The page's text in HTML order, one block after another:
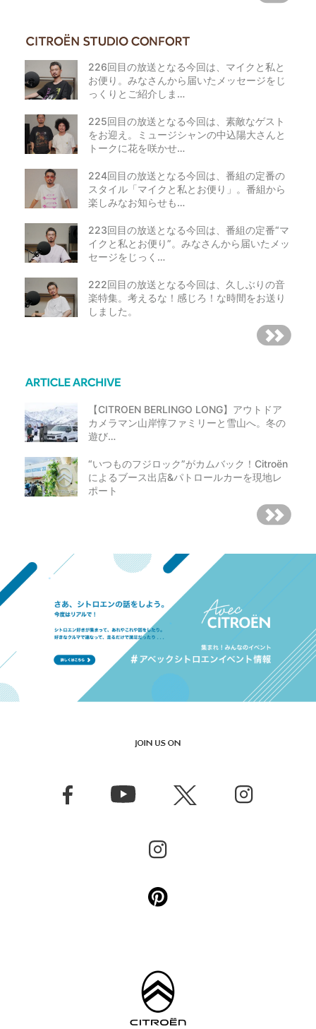
発、消費者動向調査、顧客満足度調査等のマーケティング活動
3. 広告配信事業者を通じた広告配信や情報提供
4. 上記の目的のために第三者へ提供すること 弊社は、入力情報
を、上記の目的のため、弊社の正規販売代理店・サービスポイ
ント（当サイトに一覧を掲載しております。）・広告配信事業
者に提供することがあります。また、その他の入力情報の取扱
https://www.stellantis.jp/privacypolicy/）の定めによるものと
します。
シトロエンコール 0120-55-4106（受付時間9:00～19:00 年
中無休）
お問い合わせの内容によっては回答に日数を要すること
もございます。
応募受付の状況に関する個別のお問い合わせにはお答え
できません。
合、メールが届かない場合がございますので、no-
reply@citroen.co.jpのドメイン拒否を解除ください。ま
た、迷惑メールフォルダなどに入っている可能性もござ
いますので、そちらもご確認ください。
226回目の放送となる今回は、マイクと私と
お便り。みなさんから届いたメッセージをじ
っくりとご紹介しま…
225回目の放送となる今回は、素敵なゲスト
をお迎え。ミュージシャンの中込陽大さんと
トークに花を咲かせ…
224回目の放送となる今回は、番組の定番の
スタイル「マイクと私とお便り」。番組から
楽しみなお知らせも…
223回目の放送となる今回は、番組の定番“マ
イクと私とお便り”。みなさんから届いたメッ
セージをじっく…
222回目の放送となる今回は、久しぶりの音
楽特集。考えるな！感じろ！な時間をお送り
しました。
【CITROEN BERLINGO LONG】アウトドア
カメラマン山岸惇ファミリーと雪山へ。冬の
遊び…
“いつものフジロック”がカムバック！Citroën
によるブース出店&パトロールカーを現地レ
ポート